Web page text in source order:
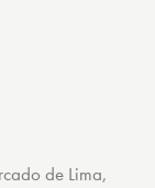
de Lima,